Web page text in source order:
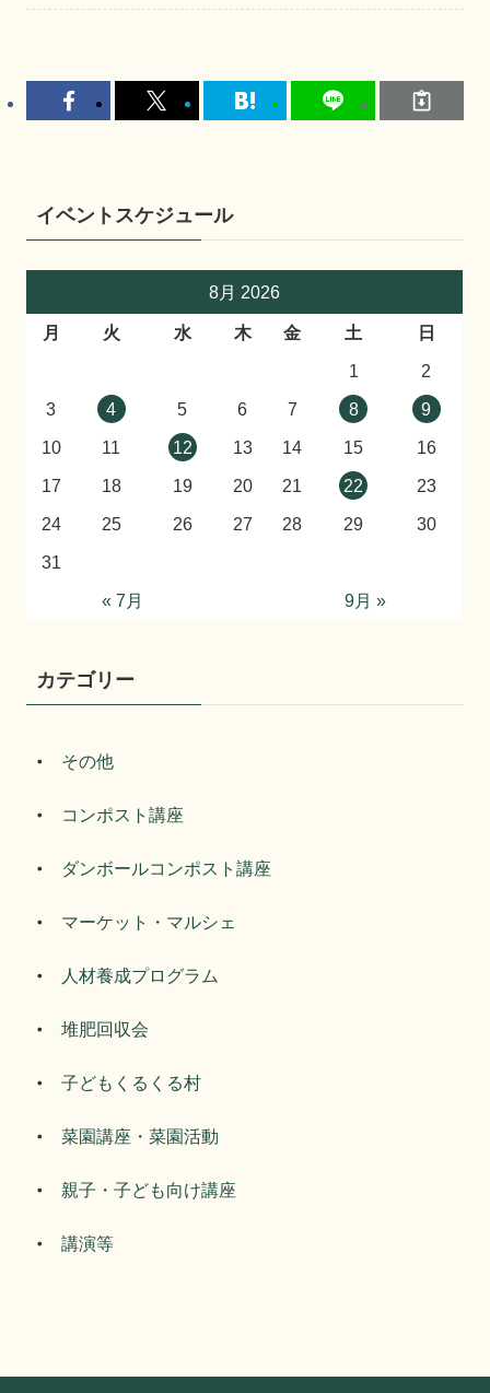
イベントスケジュール
8月 2026
月 火 水 木 金 土
日
1
2
3
4 5 6 7 8
9
10
11 12 13 14 15
16
17
18 19 20 21 22
23
24
25 26 27 28 29
30
31
« 7月
9月 »
カテゴリー
その他
コンポスト講座
ダンボールコンポスト講座
マーケット・マルシェ
人材養成プログラム
堆肥回収会
子どもくるくる村
菜園講座・菜園活動
親子・子ども向け講座
講演等